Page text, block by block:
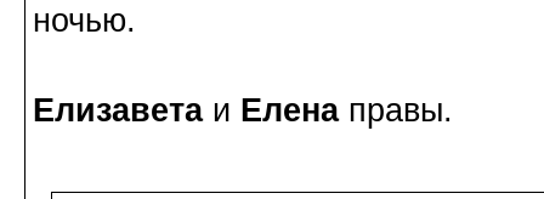
ночью.
Елизаветаи Елена правы.